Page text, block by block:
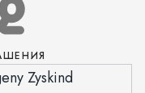
Zyskind